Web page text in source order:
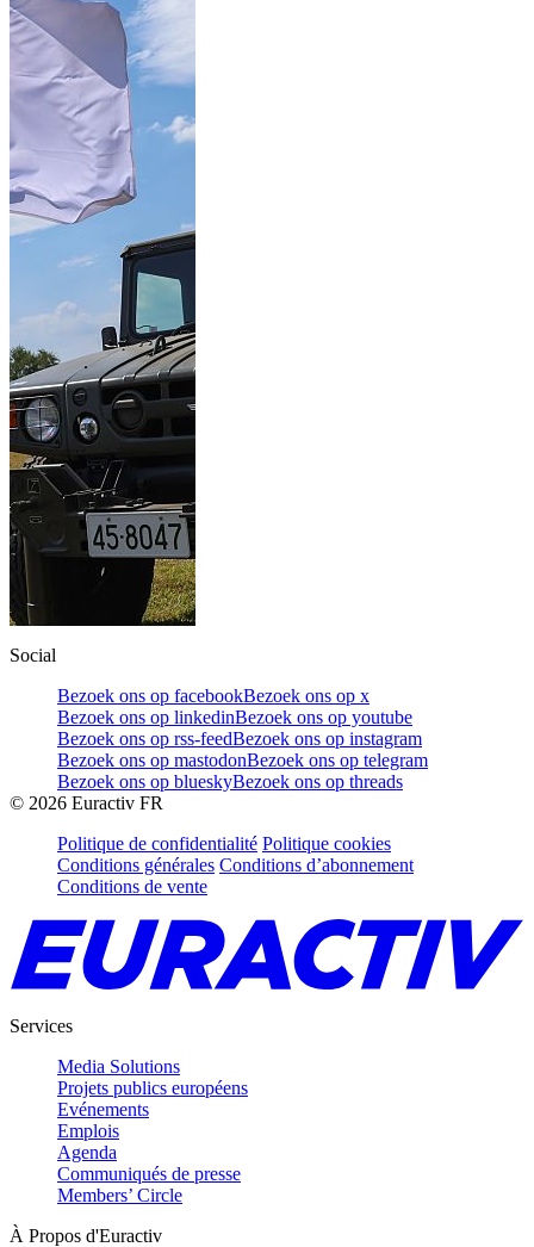
Social
Bezoek ons op facebookBezoek ons op x
Bezoek ons op linkedinBezoek ons op youtube
Bezoek ons op rss-feedBezoek ons op instagram
Bezoek ons op mastodonBezoek ons op telegram
Bezoek ons op blueskyBezoek ons op threads
© 2026 Euractiv FR
Politique de confidentialité Politique cookies
Conditions générales Conditions d’abonnement
Conditions de vente
Services
Media Solutions
Projets publics européens
Evénements
Emplois
Agenda
Communiqués de presse
Members’ Circle
À Propos d'Euractiv